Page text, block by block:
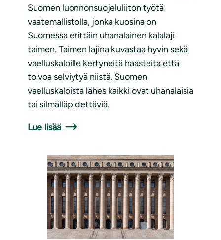
Suomen luonnonsuojeluliiton työtä
vaatemallistolla, jonka kuosina on
Suomessa erittäin uhanalainen kalalaji
taimen. Taimen lajina kuvastaa hyvin sekä
vaelluskaloille kertyneitä haasteita että
toivoa selviytyä niistä. Suomen
vaelluskaloista lähes kaikki ovat uhanalaisia
tai silmälläpidettäviä.
Lue lisää